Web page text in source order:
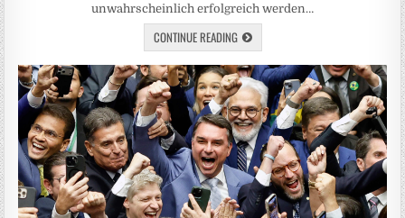
unwahrscheinlich erfolgreich werden…
CONTINUE READING